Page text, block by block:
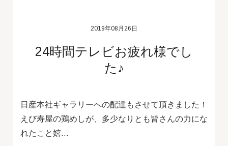
2019年08月26日
24時間テレビお疲れ様でし
た♪
日産本社ギャラリーへの配達もさせて頂きました！
えび寿屋の鶏めしが、多少なりとも皆さんの力にな
れたこと嬉…